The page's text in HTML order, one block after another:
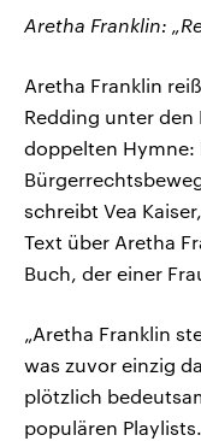
Aretha Franklin:
Aretha Franklin
Redding unter
doppelten Hymne:
schreibt Vea
Text über Aretha
Buch, der einer
„Aretha Franklin
was zuvor einzig
plötzlich
populären